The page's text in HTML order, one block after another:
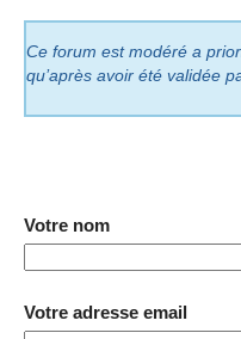
Ce forum est modéré a
qu’après avoir été validée
Votre nom
Votre adresse email